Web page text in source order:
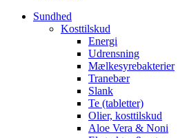
Sundhed
Kosttilskud
Energi
Udrensning
Mælkesyrebakterier
Tranebær
Slank
Te (tabletter)
Olier, kosttilskud
Aloe Vera & Noni